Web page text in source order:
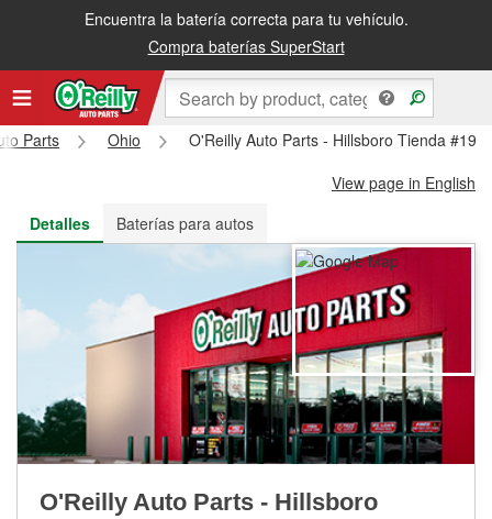
Encuentra la batería correcta para tu vehículo.
Compra baterías SuperStart
Recibe tu orden gratis al día siguiente o recógela en la tienda
Parts Ohio
O'Reilly Auto Parts - Hillsboro Tienda
View page in English
Detalles
Baterías para autos
O'Reilly Auto Parts - Hillsboro